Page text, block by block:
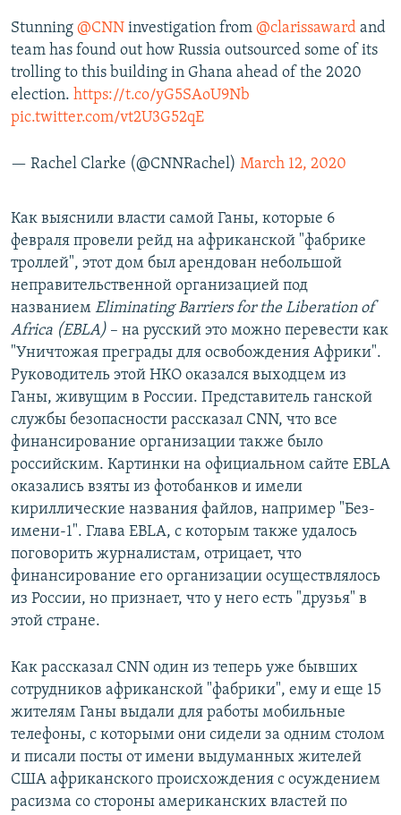
Stunning @CNN investigation from @clarissaward and
team has found out how Russia outsourced some of its
trolling to this building in Ghana ahead of the 2020
election. https://t.co/yG5SAoU9Nb
pic.twitter.com/vt2U3G52qE
— Rachel Clarke (@CNNRachel) March 12, 2020
Как выяснили власти самой Ганы, которые 6
февраля провели рейд на африканской "фабрике
троллей", этот дом был арендован небольшой
неправительственной организацией под
названием Eliminating Barriers for the Liberation of
Africa (EBLA) – на русский это можно перевести как
"Уничтожая преграды для освобождения Африки".
Руководитель этой НКО оказался выходцем из
Ганы, живущим в России. Представитель ганской
службы безопасности рассказал CNN, что все
финансирование организации также было
российским. Картинки на официальном сайте EBLA
оказались взяты из фотобанков и имели
кириллические названия файлов, например "Без-
имени-1". Глава EBLA, с которым также удалось
поговорить журналистам, отрицает, что
финансирование его организации осуществлялось
из России, но признает, что у него есть "друзья" в
этой стране.
Как рассказал CNN один из теперь уже бывших
сотрудников африканской "фабрики", ему и еще 15
жителям Ганы выдали для работы мобильные
телефоны, с которыми они сидели за одним столом
и писали посты от имени выдуманных жителей
США африканского происхождения с осуждением
расизма со стороны американских властей по